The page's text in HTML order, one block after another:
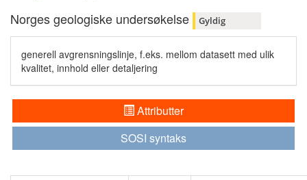
Norges geologiske undersøkelse Gyldig
generell avgrensningslinje, f.eks. mellom datasett med ulik
kvalitet, innhold eller detaljering
Attributter
SOSI syntaks